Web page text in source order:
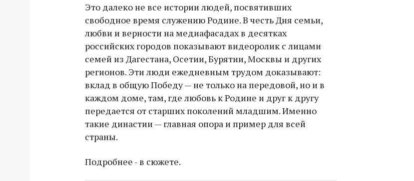
Это далеко не все истории людей, посвятивших
свободное время служению Родине. В честь Дня семьи,
любви и верности на медиафасадах в десятках
российских городов показывают видеоролик с лицами
семей из Дагестана, Осетии, Бурятии, Москвы и других
регионов. Эти люди ежедневным трудом доказывают:
вклад в общую Победу — не только на передовой, но и в
каждом доме, там, где любовь к Родине и друг к другу
передается от старших поколений младшим. Именно
такие династии — главная опора и пример для всей
страны.
Подробнее - в сюжете.